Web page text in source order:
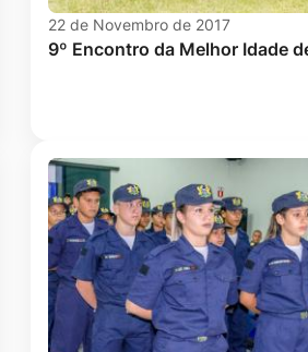
22 de Novembro de 2017
9º Encontro da Melhor Idade